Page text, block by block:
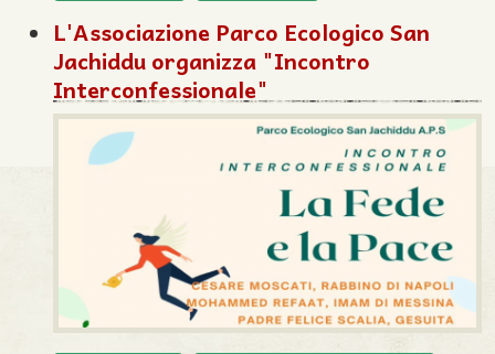
L'Associazione Parco Ecologico San
Jachiddu organizza "Incontro
Interconfessionale"